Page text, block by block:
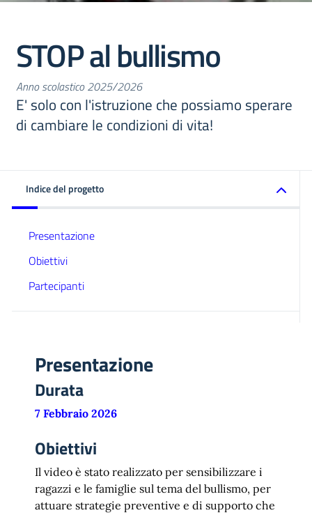
STOP al bullismo
Anno scolastico 2025/2026
E' solo con l'istruzione che possiamo sperare
di cambiare le condizioni di vita!
Indice del progetto
Presentazione
Obiettivi
Partecipanti
Presentazione
Durata
7 Febbraio 2026
Obiettivi
Il video è stato realizzato per sensibilizzare i
ragazzi e le famiglie sul tema del bullismo, per
attuare strategie preventive e di supporto che